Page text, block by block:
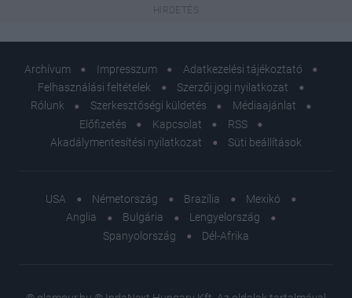
Archívum Impresszum
Adatkezelési tájékoztató
Felhasználási feltételek
Szerzői jogi nyilatkozat
Rólunk
Szerkesztőségi küldetés
Médiaajánlat
Előfizetés
Kapcsolat
RSS
Akadálymentesítési nyilatkozat
Süti beállítások
USA Németország Brazília
Mexikó
Anglia
Bulgária
Lengyelország
Spanyolország
Dél-Afrika